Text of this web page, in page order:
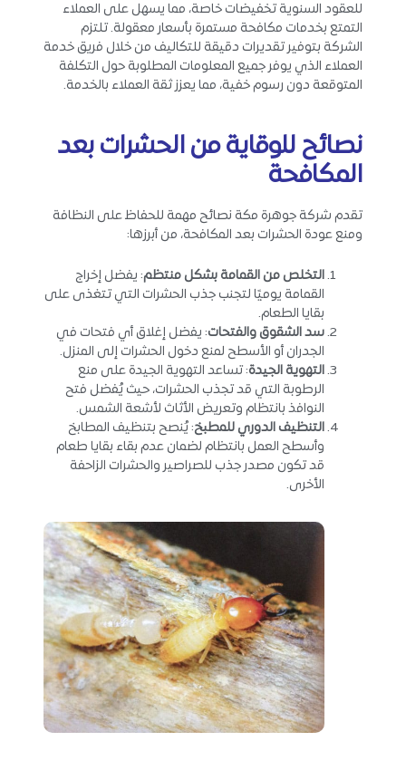
للعقود السنوية تخفيضات خاصة، مما يسهل على العملاء
التمتع بخدمات مكافحة مستمرة بأسعار معقولة. تلتزم
الشركة بتوفير تقديرات دقيقة للتكاليف من خلال فريق خدمة
العملاء الذي يوفر جميع المعلومات المطلوبة حول التكلفة
المتوقعة دون رسوم خفية، مما يعزز ثقة العملاء بالخدمة.
نصائح للوقاية من الحشرات بعد
المكافحة
تقدم شركة جوهرة مكة نصائح مهمة للحفاظ على النظافة
ومنع عودة الحشرات بعد المكافحة، من أبرزها:
التخلص من القمامة بشكل منتظم: يفضل إخراج
القمامة يوميًا لتجنب جذب الحشرات التي تتغذى على
بقايا الطعام.
سد الشقوق والفتحات: يفضل إغلاق أي فتحات في
الجدران أو الأسطح لمنع دخول الحشرات إلى المنزل.
التهوية الجيدة: تساعد التهوية الجيدة على منع
الرطوبة التي قد تجذب الحشرات، حيث يُفضل فتح
النوافذ بانتظام وتعريض الأثاث لأشعة الشمس.
التنظيف الدوري للمطبخ: يُنصح بتنظيف المطابخ
وأسطح العمل بانتظام لضمان عدم بقاء بقايا طعام
قد تكون مصدر جذب للصراصير والحشرات الزاحفة
الأخرى.